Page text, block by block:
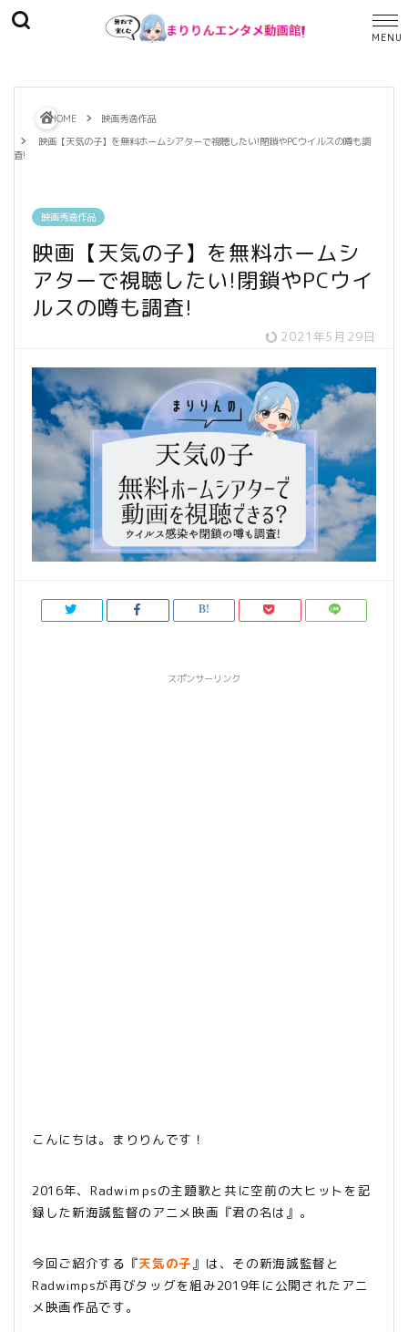
HOME
映画秀逸作品
映画【天気の子】を無料ホームシアターで視聴したい!閉鎖やPCウイルスの噂も調
査!
映画秀逸作品
映画【天気の子】を無料ホームシ
アターで視聴したい!閉鎖やPCウイ
ルスの噂も調査!
2021年5月29日
スポンサーリンク
こんにちは。まりりんです！
2016年、Radwiｍpsの主題歌と共に空前の大ヒットを記
録した新海誠監督のアニメ映画『君の名は』。
今回ご紹介する『天気の子 』は、その新海誠監督と
Radwimpsが再びタッグを組み2019年に公開されたアニ
メ映画作品です。